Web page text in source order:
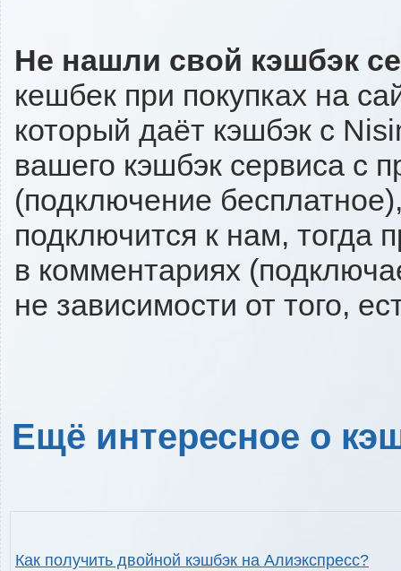
Не нашли свой кэшбэк
кешбек при покупках на
который даёт кэшбэк с
вашего кэшбэк сервиса с
(подключение
подключится к нам, тогда
в комментариях
не зависимости от того,
Ещё интересное о
Как получить двойной кэшбэк на Алиэкспресс?